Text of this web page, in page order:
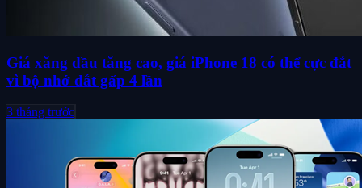
Giá xăng dầu tăng cao, giá iPhone 18 có thể cực đắt
vì bộ nhớ đắt gấp 4 lần
3 tháng trước